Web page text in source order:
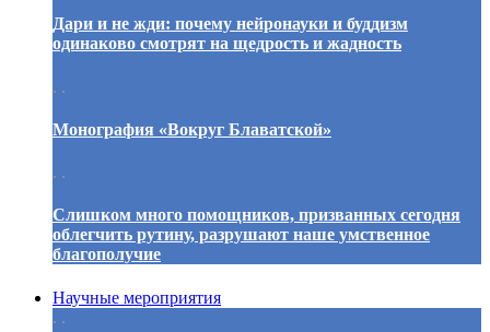
Дари и не жди: почему нейронауки и буддизм
одинаково смотрят на щедрость и жадность
. .
Монография «Вокруг Блаватской»
. .
Слишком много помощников, призванных сегодня
облегчить рутину, разрушают наше умственное
благополучие
Научные мероприятия
. .